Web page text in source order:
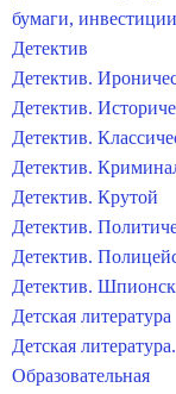
бумаги, инвестиции
Детектив
Детектив.
Детектив.
Детектив.
Детектив.
Детектив. Крутой
Детектив.
Детектив.
Детектив.
Детская литература
Детская литература.
Образовательная